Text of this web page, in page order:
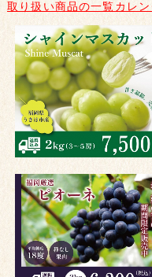
取り扱い商品の一覧カレ